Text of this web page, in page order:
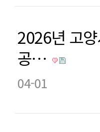
2026년 고
공…
04-01